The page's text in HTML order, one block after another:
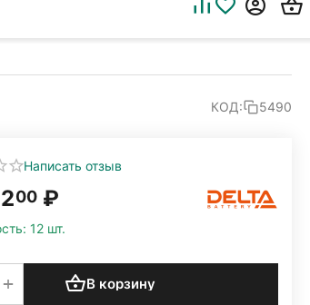
КОД: 5490
Написать отзыв
00 ₽
12 шт.
+ В корзину